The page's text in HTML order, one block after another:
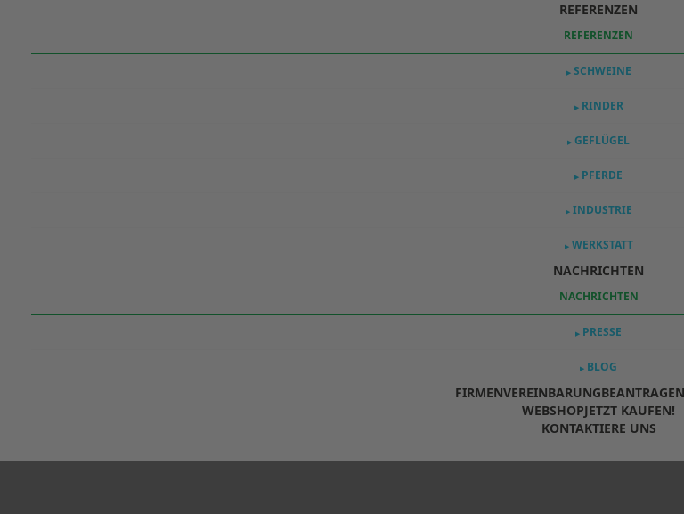
REFERENZEN
REFERENZEN
▶ SCHWEINE
▶ RINDER
▶ GEFLÜGEL
▶ PFERDE
▶ INDUSTRIE
▶ WERKSTATT
NACHRICHTEN
NACHRICHTEN
▶ PRESSE
▶ BLOG
FIRMENVEREINBARUNG
WEBSHOPJETZT KAUFEN!
KONTAKTIERE UNS